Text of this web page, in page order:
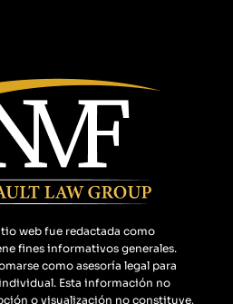
web fue redactada como
fines informativos generales.
como asesoría legal para
Esta información no
o visualización no constituye,